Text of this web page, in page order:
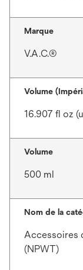
Marque
V.A.C.®
Volume
16.907 fl oz
Volume
500 ml
Nom de la
Accessoires
(NPWT)